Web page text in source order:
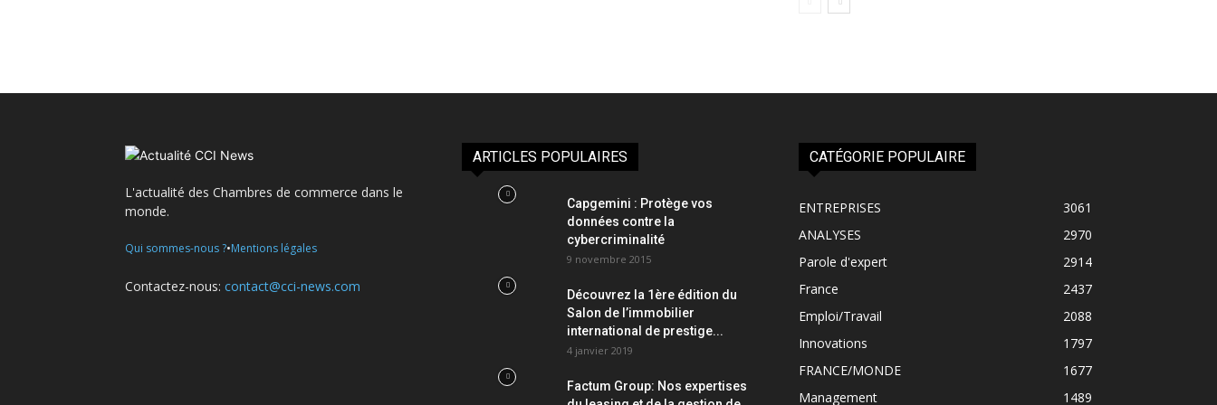
L'actualité des Chambres de commerce dans le
monde.
Qui sommes-nous ?•Mentions légales
Contactez-nous: contact@cci-news.com
ARTICLES POPULAIRES
Capgemini : Protège vos
données contre la
cybercriminalité
9 novembre 2015
Découvrez la 1ère édition du
Salon de l’immobilier
international de prestige...
4 janvier 2019
Factum Group: Nos expertises
CATÉGORIE POPULAIRE
ENTREPRISES
3061
ANALYSES
2970
Parole d'expert
2914
France
2437
Emploi/Travail
2088
Innovations
1797
FRANCE/MONDE
1677
Management
1489